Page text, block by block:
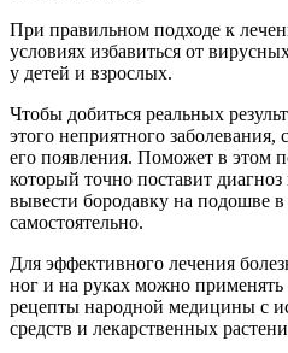
При правильном подходе к
условиях избавиться от
у детей и взрослых.
Чтобы добиться реальных
этого неприятного
его появления. Поможет в этом
который точно поставит
вывести бородавку на подошве
самостоятельно.
Для эффективного лечения
ног и на руках можно применять
рецепты народной медицины с
средств и лекарственных